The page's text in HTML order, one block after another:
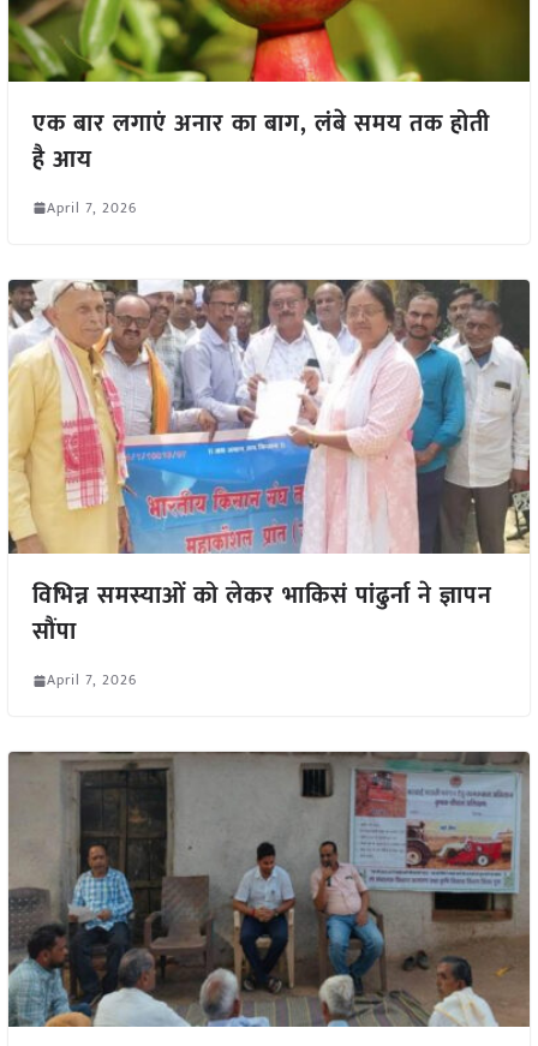
एक बार लगाएं अनार का बाग, लंबे समय तक होती
है आय
April 7, 2026
विभिन्न समस्याओं को लेकर भाकिसं पांढुर्ना ने ज्ञापन
सौंपा
April 7, 2026